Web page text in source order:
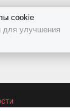
cookie
для улучшения